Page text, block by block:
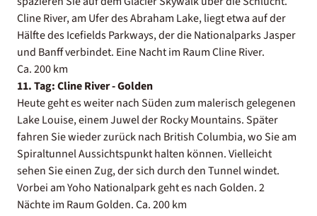
Cline River, am Ufer des Abraham Lake, liegt etwa auf der
Hälfte des Icefields Parkways, der die Nationalparks Jasper
und Banff verbindet. Eine Nacht im Raum Cline River.
Ca. 200 km
11. Tag: Cline River - Golden
Heute geht es weiter nach Süden zum malerisch gelegenen
Lake Louise, einem Juwel der Rocky Mountains. Später
fahren Sie wieder zurück nach British Columbia, wo Sie am
Spiraltunnel Aussichtspunkt halten können. Vielleicht
sehen Sie einen Zug, der sich durch den Tunnel windet.
Vorbei am Yoho Nationalpark geht es nach Golden. 2
Nächte im Raum Golden. Ca. 200 km